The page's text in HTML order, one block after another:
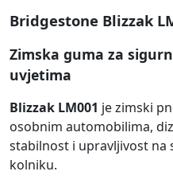
Bridgestone Blizzak
Zimska guma za
uvjetima
Blizzak LM001 je zimski
osobnim automobilima,
stabilnost i upravljivost na
kolniku.